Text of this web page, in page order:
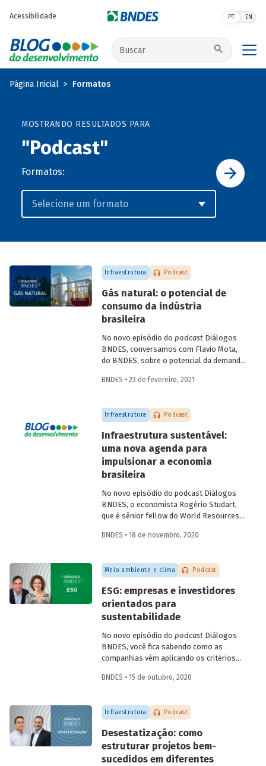
Acessibilidade PT EN
Buscar no site
Página Inicial Formatos
MOSTRANDO RESULTADOS PARA
"Podcast"
Formatos:
Infraestrutura Podcast
Gás natural: o potencial de
consumo da indústria
brasileira
No novo episódio do podcastDiálogos
BNDES, conversamos com Flavio Mota,
do BNDES, sobre o potencial da demanda
conversa passa pela indústria química,
diretora de Economia e Estatística da
Abiquim, e pela siderurgia, com
participação de José Carlos D’Abreu,
conselheiro da ABM e professor emérito
da PUC-Rio e do IME, e Marco Polo de
Mello Lopes, presidente-executivo do
Instituto Aço Brasil.
BNDES • 23 de fevereiro, 2021
Infraestrutura Podcast
Infraestrutura sustentável:
uma nova agenda para
impulsionar a economia
brasileira
No novo episódio do podcast Diálogos
BNDES, o economista Rogério Studart,
que é sênior fellow do World Resources
Infraestrutura, Concessões e PPPs do
infraestrutura sustentável e conversam
sobre como os investimentos nessa área
econômica no Brasil, criando empregos e
melhorando a qualidade de vida da
população.
BNDES • 18 de novembro, 2020
Meio ambiente e clima Podcast
ESG: empresas e investidores
orientados para
sustentabilidade
No novo episódio do podcastDiálogos
BNDES, você fica sabendo como as
companhias vêm aplicando os critérios
and governance- para adaptar seus
mais preocupado com sustentabilidade.
Confira o bate-papo entre Sonia Favaretto
e Julio Leite (superintendente do BNDES).
BNDES • 15 de outubro, 2020
Infraestrutura Podcast
Desestatização: como
estruturar projetos bem-
sucedidos em diferentes